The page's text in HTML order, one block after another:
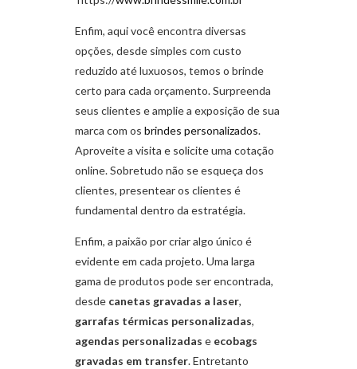
Enfim, aqui você encontra diversas
opções, desde simples com custo
reduzido até luxuosos, temos o brinde
certo para cada orçamento. Surpreenda
seus clientes e amplie a exposição de sua
marca com os brindes personalizados.
Aproveite a visita e solicite uma cotação
online. Sobretudo não se esqueça dos
clientes, presentear os clientes é
fundamental dentro da estratégia.
Enfim, a paixão por criar algo único é
evidente em cada projeto. Uma larga
gama de produtos pode ser encontrada,
desde canetas gravadas a laser,
garrafas térmicas personalizadas,
agendas personalizadas e ecobags
gravadas em transfer. Entretanto